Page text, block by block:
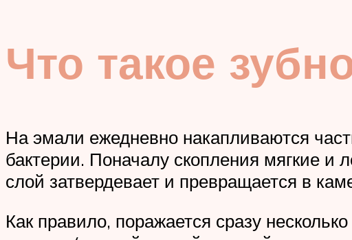
Что такое
На эмали ежедневно накапливаются
бактерии. Поначалу скопления мягкие и
слой затвердевает и превращается в
Как правило, поражается сразу